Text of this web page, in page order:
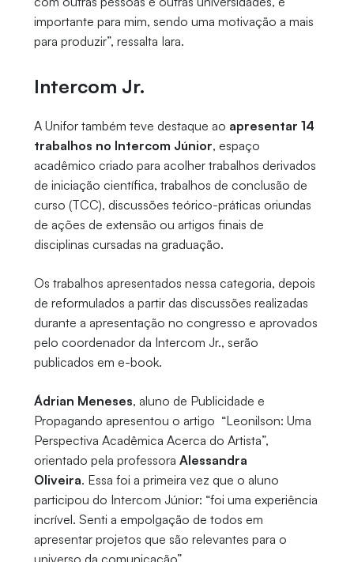
importante para mim, sendo uma motivação a mais
para produzir”, ressalta Iara.
Intercom Jr.
A Unifor também teve destaque ao apresentar 14
trabalhos no Intercom Júnior, espaço
acadêmico criado para acolher trabalhos derivados
de iniciação científica, trabalhos de conclusão de
curso (TCC), discussões teórico-práticas oriundas
de ações de extensão ou artigos finais de
disciplinas cursadas na graduação.
Os trabalhos apresentados nessa categoria, depois
de reformulados a partir das discussões realizadas
durante a apresentação no congresso e aprovados
pelo coordenador da Intercom Jr., serão
publicados em e-book.
Ádrian Meneses, aluno de Publicidade e
Propagando apresentou o artigo “Leonilson: Uma
Perspectiva Acadêmica Acerca do Artista”,
orientado pela professora Alessandra
Oliveira. Essa foi a primeira vez que o aluno
participou do Intercom Júnior: “foi uma experiência
incrível. Senti a empolgação de todos em
apresentar projetos que são relevantes para o